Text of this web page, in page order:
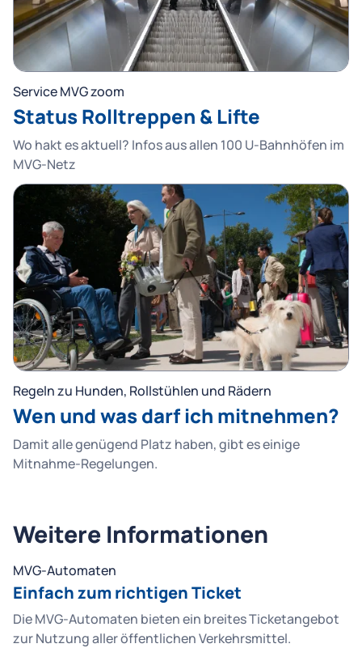
Service MVG zoom
Status Rolltreppen & Lifte
Wo hakt es aktuell? Infos aus allen 100 U-Bahnhöfen im
MVG-Netz
Regeln zu Hunden, Rollstühlen und Rädern
Wen und was darf ich mitnehmen?
Damit alle genügend Platz haben, gibt es einige
Mitnahme-Regelungen.
Weitere Informationen
MVG-Automaten
Einfach zum richtigen Ticket
Die MVG-Automaten bieten ein breites Ticketangebot
zur Nutzung aller öffentlichen Verkehrsmittel.